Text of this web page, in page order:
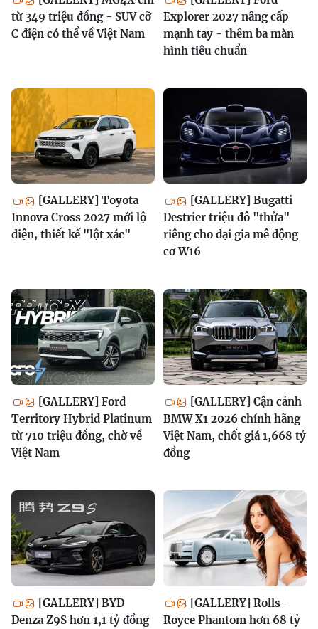
từ 349 triệu đồng - SUV cỡ
C điện có thể về Việt Nam
Explorer 2027 nâng cấp
mạnh tay - thêm ba màn
hình tiêu chuẩn
[GALLERY] Toyota
Innova Cross 2027 mới lộ
diện, thiết kế "lột xác"
[GALLERY] Bugatti
Destrier triệu đô "thửa"
riêng cho đại gia mê động
cơ W16
[GALLERY] Ford
Territory Hybrid Platinum
từ 710 triệu đồng, chờ về
Việt Nam
[GALLERY] Cận cảnh
BMW X1 2026 chính hãng
Việt Nam, chốt giá 1,668 tỷ
đồng
[GALLERY] BYD
Denza Z9S hơn 1,1 tỷ đồng
[GALLERY] Rolls-
Royce Phantom hơn 68 tỷ